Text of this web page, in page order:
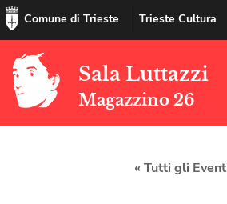
Comune di Trieste Trieste Cultura
Sala Luttazzi
Magazzino 26
« Tutti gli